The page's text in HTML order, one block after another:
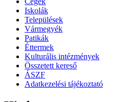
Iskolák
Települések
Vármegyék
Patikák
Éttermek
Kulturális intézmények
Összetett kereső
ÁSZF
Adatkezelési tájékoztató